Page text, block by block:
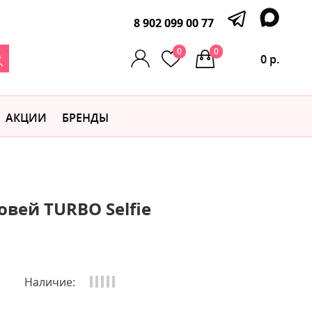
8 902 099 00 77
0
0 р.
0
АКЦИИ БРЕНДЫ
TURBO Selfie
Наличие: